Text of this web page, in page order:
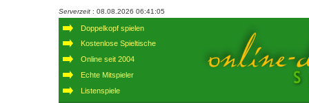
Serverzeit : 08.08.2026 06:41:05
Doppelkopf spielen
Kostenlose Spieltische
Online seit 2004
Echte Mitspieler
Listenspiele